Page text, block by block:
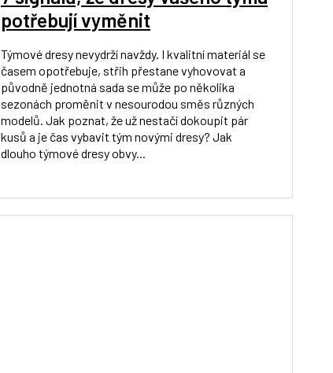
potřebují vyměnit
Týmové dresy nevydrží navždy. I kvalitní materiál se
časem opotřebuje, střih přestane vyhovovat a
původně jednotná sada se může po několika
sezonách proměnit v nesourodou směs různých
modelů. Jak poznat, že už nestačí dokoupit pár
kusů a je čas vybavit tým novými dresy? Jak
dlouho týmové dresy obvy...